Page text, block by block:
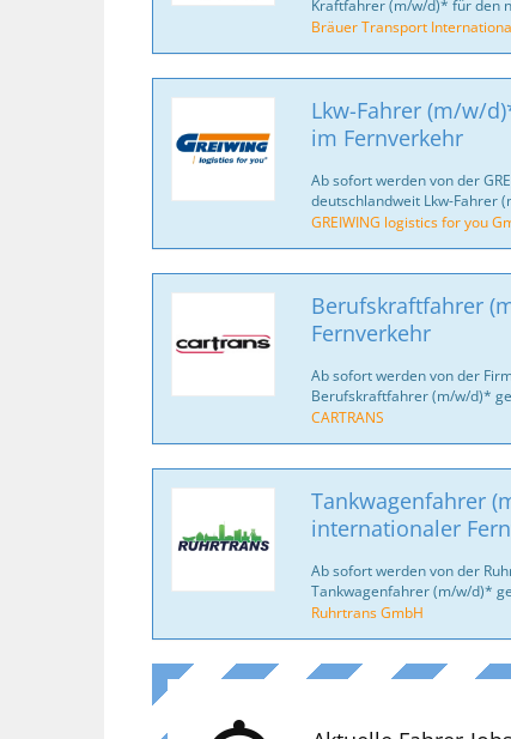
Kraftfahrer (m/w/d)* für den
Bräuer Transport
Lkw-Fahrer (m/w/
im Fernverkehr
Ab sofort werden von der
deutschlandweit Lkw-Fahrer
GREIWING logistics for you
Berufskraftfahrer
Fernverkehr
Ab sofort werden von der
Berufskraftfahrer (m/w/d)*
CARTRANS
Tankwagenfahrer
internationaler
Ab sofort werden von der
Tankwagenfahrer (m/w/d)*
Ruhrtrans GmbH